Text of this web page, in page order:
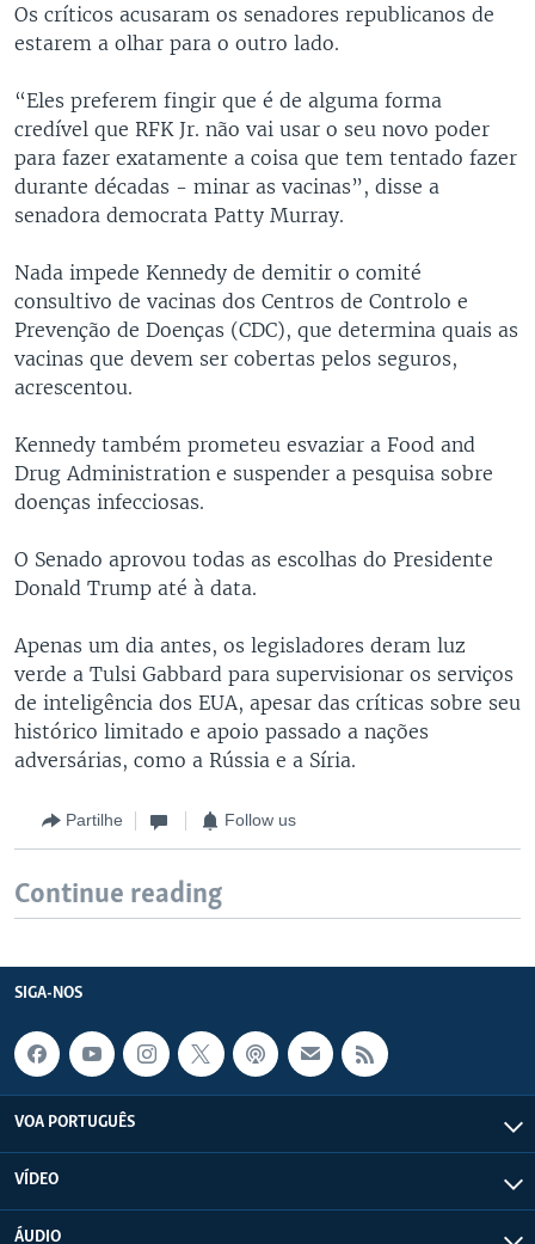
Os críticos acusaram os senadores republicanos de
estarem a olhar para o outro lado.
“Eles preferem fingir que é de alguma forma
credível que RFK Jr. não vai usar o seu novo poder
para fazer exatamente a coisa que tem tentado fazer
durante décadas - minar as vacinas”, disse a
senadora democrata Patty Murray.
Nada impede Kennedy de demitir o comité
consultivo de vacinas dos Centros de Controlo e
Prevenção de Doenças (CDC), que determina quais as
vacinas que devem ser cobertas pelos seguros,
acrescentou.
Kennedy também prometeu esvaziar a Food and
Drug Administration e suspender a pesquisa sobre
doenças infecciosas.
O Senado aprovou todas as escolhas do Presidente
Donald Trump até à data.
Apenas um dia antes, os legisladores deram luz
verde a Tulsi Gabbard para supervisionar os serviços
de inteligência dos EUA, apesar das críticas sobre seu
histórico limitado e apoio passado a nações
adversárias, como a Rússia e a Síria.
Partilhe Follow us
Continue reading
SIGA-NOS
VOA PORTUGUÊS
VÍDEO
ÁUDIO